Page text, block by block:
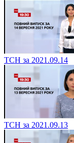
ТСН за 2021.09.14
ТСН за 2021.09.13